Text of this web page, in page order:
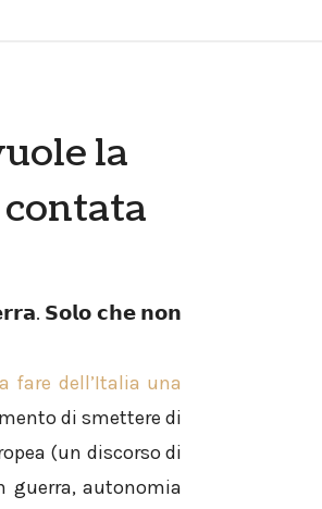
la
𝗦𝗼𝗹𝗼 𝗰𝗵𝗲 𝗻𝗼𝗻
fare dell’Italia una
di smettere di
(un discorso di
guerra, autonomia